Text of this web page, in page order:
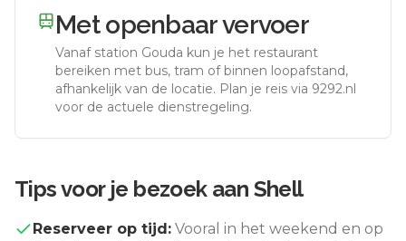
Met openbaar vervoer
Vanaf station Gouda kun je het restaurant
bereiken met bus, tram of binnen loopafstand,
afhankelijk van de locatie. Plan je reis via 9292.nl
voor de actuele dienstregeling.
Tips voor je bezoek aan Shell
Reserveer op tijd: Vooral in het weekend en op